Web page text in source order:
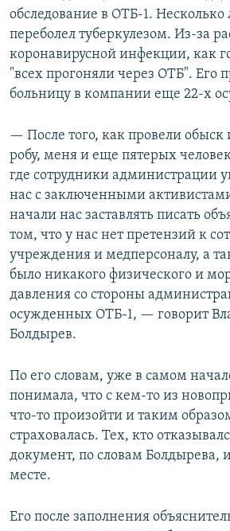
обследование в ОТБ-1. Несколько
переболел туберкулезом. Из-за
коронавирусной инфекции, как
"всех прогоняли через ОТБ". Его
больницу в компании еще 22-х
— После того, как провели обыск
робу, меня и еще пятерых
где сотрудники администрации
нас с заключенными
начали нас заставлять писать
том, что у нас нет претензий к
учреждения и медперсоналу, а
было никакого физического и
давления со стороны
осужденных ОТБ-1, — говорит
Болдырев.
По его словам, уже в самом
понимала, что с кем-то из
что-то произойти и таким
страховалась. Тех, кто
документ, по словам Болдырева,
месте.
Его после заполнения